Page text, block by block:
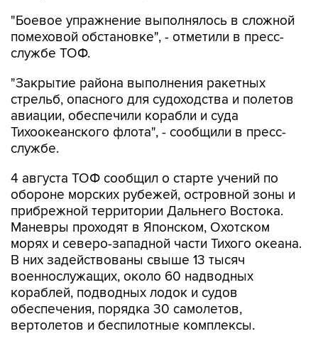
"Боевое упражнение выполнялось в сложной
помеховой обстановке", - отметили в пресс-
службе ТОФ.
"Закрытие района выполнения ракетных
стрельб, опасного для судоходства и полетов
авиации, обеспечили корабли и суда
Тихоокеанского флота", - сообщили в пресс-
службе.
4 августа ТОФ сообщил о старте учений по
обороне морских рубежей, островной зоны и
прибрежной территории Дальнего Востока.
Маневры проходят в Японском, Охотском
морях и северо-западной части Тихого океана.
В них задействованы свыше 13 тысяч
военнослужащих, около 60 надводных
кораблей, подводных лодок и судов
обеспечения, порядка 30 самолетов,
вертолетов и беспилотные комплексы.